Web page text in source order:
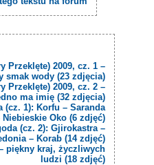
Przeklęte) 2009, cz. 1 –
smak wody (23 zdjęcia)
Przeklęte) 2009, cz. 2 –
ma imię (32 zdjęcia)
(cz. 1): Korfu – Saranda
Oko (6 zdjęć)
(cz. 2): Gjirokastra –
– Korab (14 zdjęć)
piękny kraj, życzliwych
ludzi (18 zdjęć)